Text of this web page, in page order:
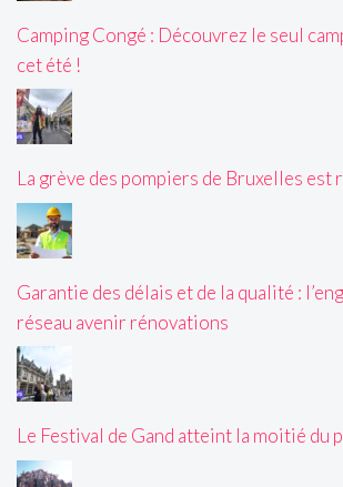
Camping Congé : Découvrez le seul
cet été !
La grève des pompiers de Bruxelles est
Garantie des délais et de la qualité :
réseau avenir rénovations
Le Festival de Gand atteint la moitié du